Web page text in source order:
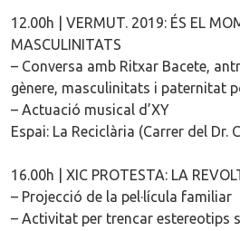
12.00h | VERMUT. 2019: ÉS EL
MASCULINITATS
– Conversa amb Ritxar Bacete,
gènere, masculinitats i paternitat
– Actuació musical d’XY
Espai: La Reciclària (Carrer del Dr.
16.00h | XIC PROTESTA: LA
– Projecció de la pel·lícula familiar
– Activitat per trencar estereotips